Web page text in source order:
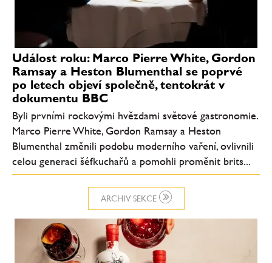
ARCHIV SEKCE
Událost roku: Marco Pierre White, Gordon
Ramsay a Heston Blumenthal se poprvé
po letech objeví společně, tentokrát v
dokumentu BBC
Byli prvními rockovými hvězdami světové gastronomie.
Marco Pierre White, Gordon Ramsay a Heston
Blumenthal změnili podobu moderního vaření, ovlivnili
celou generaci šéfkuchařů a pomohli proměnit brits...